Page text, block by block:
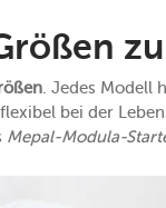
. Jedes Modell
bei der
Mepal-Modula-